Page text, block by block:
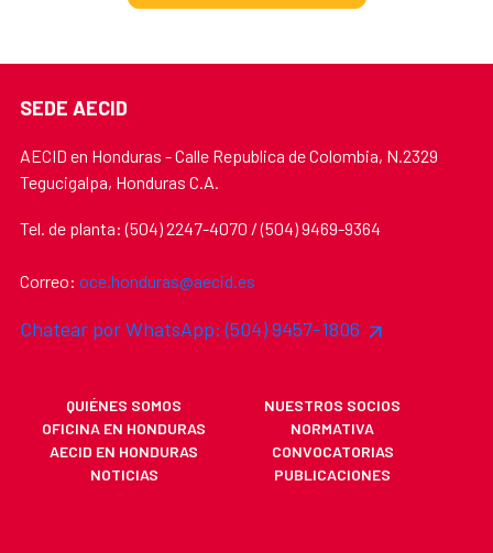
SEDE AECID
AECID en Honduras - Calle Republica de Colombia, N.2329
Tegucigalpa, Honduras C.A.
Tel. de planta: (504) 2247-4070 / (504) 9469-9364
Correo: oce.honduras@aecid.es
Chatear por WhatsApp: (504) 9457-1806
QUIÉNES SOMOS
NUESTROS SOCIOS
OFICINA EN HONDURAS
NORMATIVA
AECID EN HONDURAS
CONVOCATORIAS
NOTICIAS
PUBLICACIONES